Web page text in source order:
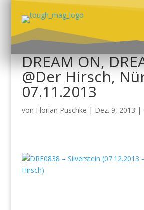
DREAM ON,
@Der Hirsch,
07.11.2013
von Florian Puschke | Dez. 9, 2013 |